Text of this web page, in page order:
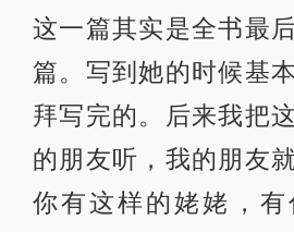
和女权主义有什么区别？
田朴珺：我不
者。这两者（女权主
是有区别的。女权主